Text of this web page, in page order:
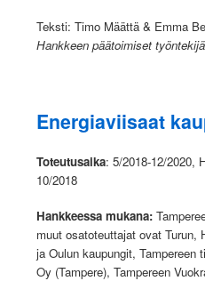
Teksti: Timo Määttä & Emma
Hankkeen päätoimiset
Energiaviisaat
Toteutusaika: 5/2018-12/2020,
10/2018
Hankkeessa mukana:
muut osatoteuttajat ovat Turun,
ja Oulun kaupungit, Tampereen
Oy (Tampere), Tampereen